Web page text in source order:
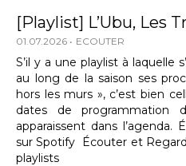
[Playlist] L’Ubu, Les
01.07.2026 ECOUTER
S’il y a une playlist à laquelle
au long de la saison ses
hors les murs », c’est bien
dates de programmation
apparaissent dans
sur Spotify Écouter et
playlists